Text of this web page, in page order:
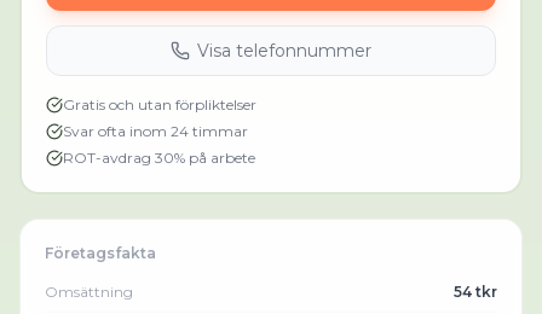
Visa telefonnummer
Gratis och utan förpliktelser
Svar ofta inom 24 timmar
ROT-avdrag 30% på arbete
Företagsfakta
Omsättning 54 tkr